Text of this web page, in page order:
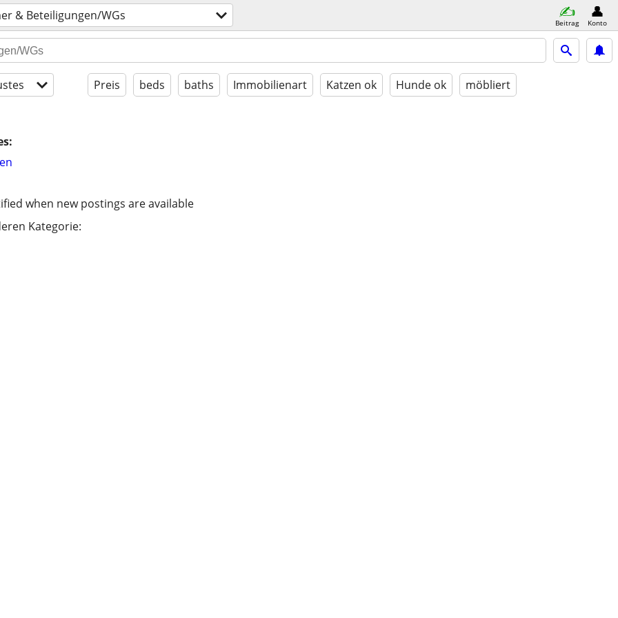
& Beteiligungen/WGs Beitrag Konto
Preis beds baths Immobilienart Katzen ok Hunde ok möbliert
when new postings are available
Kategorie: